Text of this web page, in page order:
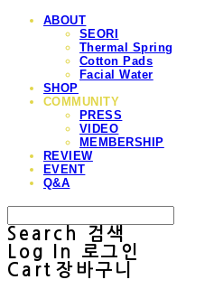
ABOUT
SEORI
Thermal Spring
Cotton Pads
Facial Water
SHOP
COMMUNITY
PRESS
VIDEO
MEMBERSHIP
REVIEW
EVENT
Q&A
Search
검색
Log In
로그인
Cart 장바구니